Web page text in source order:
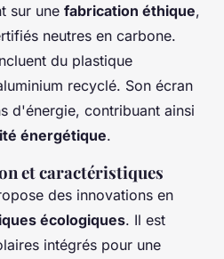
sur une fabrication éthique,
neutres en carbone.
du plastique
recyclé. Son écran
d'énergie, contribuant ainsi
énergétique.
et caractéristiques
des innovations en
écologiques. Il est
intégrés pour une